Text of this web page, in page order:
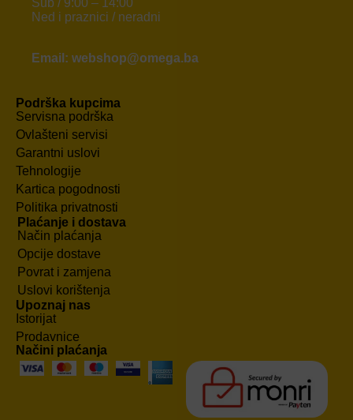
Ned i praznici / neradni
Email: webshop@omega.ba
Podrška kupcima
Servisna podrška
Ovlašteni servisi
Garantni uslovi
Tehnologije
Kartica pogodnosti
Politika privatnosti
Plaćanje i dostava
Način plaćanja
Opcije dostave
Povrat i zamjena
Uslovi korištenja
Upoznaj nas
Istorijat
Prodavnice
Načini plaćanja